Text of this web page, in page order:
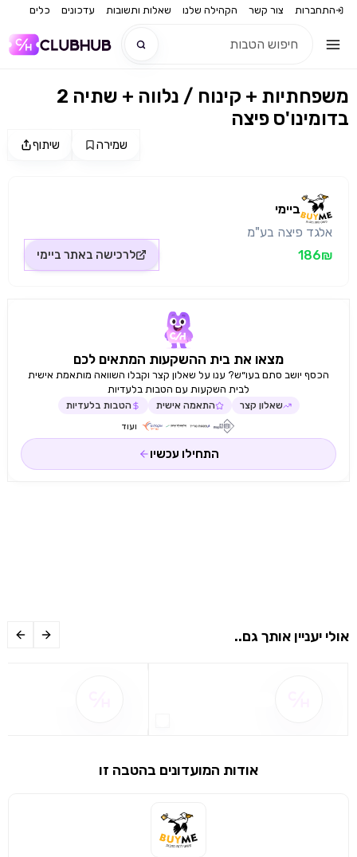
התחברות צור קשר הקהילה שלנו שאלות ותשובות עדכונים כלים
חדש
שיתוף
מימוש הטבה זו ניתן רק לחברי
שיתוף שמירה
2 משפחתיות + קינוח / נלווה + שתיה
בדומינו'ס פיצה
ביימי
אלגד פיצה בע"מ
186₪
לרכישה באתר ביימי
מצאו את בית ההשקעות המתאים לכם
הכסף יושב סתם בעו״ש? ענו על שאלון קצר וקבלו השוואה מותאמת אישית
לבית השקעות עם הטבות בלעדיות
שאלון קצר התאמה אישית הטבות בלעדיות
ועוד
התחילו עכשיו
אולי יעניין אותך גם..
אודות המועדונים בהטבה זו